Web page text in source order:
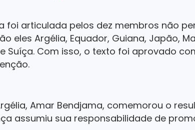
foi articulada pelos dez membros não
eles Argélia, Equador, Guiana, Japão,
e Suíça. Com isso, o texto foi aprovado
Amar Bendjama, comemorou o
assumiu sua responsabilidade de